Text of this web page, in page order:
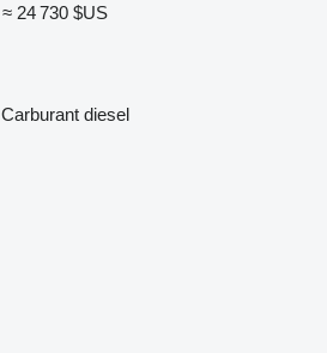
≈ 24 730 $US
Carburant diesel